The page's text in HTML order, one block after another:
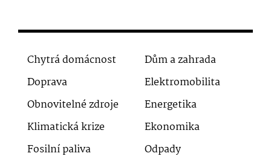
Chytrá domácnost
Dům a zahrada
Doprava
Elektromobilita
Obnovitelné zdroje
Energetika
Klimatická krize
Ekonomika
Fosilní paliva
Odpady